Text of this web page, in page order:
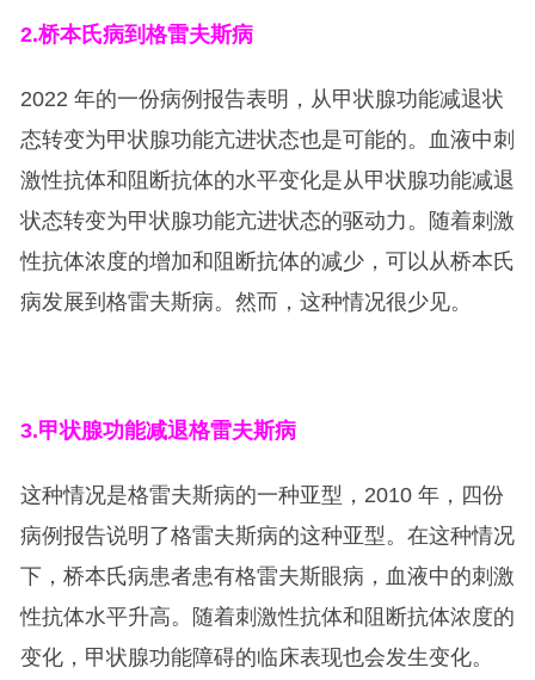
2.桥本氏病到格雷夫斯病
2022 年的一份病例报告表明，从甲状腺功能减退状
态转变为甲状腺功能亢进状态也是可能的。血液中刺
激性抗体和阻断抗体的水平变化是从甲状腺功能减退
状态转变为甲状腺功能亢进状态的驱动力。随着刺激
性抗体浓度的增加和阻断抗体的减少，可以从桥本氏
病发展到格雷夫斯病。然而，这种情况很少见。
3.甲状腺功能减退格雷夫斯病
这种情况是格雷夫斯病的一种亚型，2010 年，四份
病例报告说明了格雷夫斯病的这种亚型。在这种情况
下，桥本氏病患者患有格雷夫斯眼病，血液中的刺激
性抗体水平升高。随着刺激性抗体和阻断抗体浓度的
变化，甲状腺功能障碍的临床表现也会发生变化。